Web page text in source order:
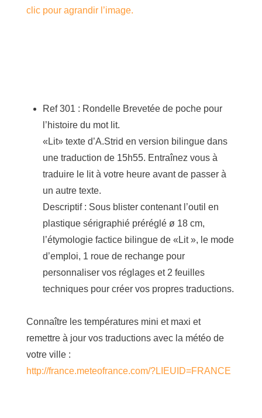
clic pour agrandir l’image.
Ref 301 : Rondelle Brevetée de poche pour
l’histoire du mot lit.
«Lit» texte d’A.Strid en version bilingue dans
une traduction de 15h55. Entraînez vous à
traduire le lit à votre heure avant de passer à
un autre texte.
Descriptif : Sous blister contenant l’outil en
plastique sérigraphié préréglé ø 18 cm,
l’étymologie factice bilingue de «Lit », le mode
d’emploi, 1 roue de rechange pour
personnaliser vos réglages et 2 feuilles
techniques pour créer vos propres traductions.
Connaître les températures mini et maxi et
remettre à jour vos traductions avec la météo de
votre ville :
http://france.meteofrance.com/?LIEUID=FRANCE